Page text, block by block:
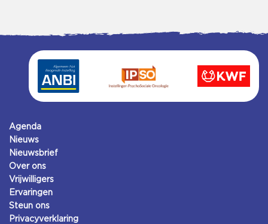
Agenda
Nieuws
Nieuwsbrief
Over ons
Vrijwilligers
Ervaringen
Steun ons
Privacyverklaring